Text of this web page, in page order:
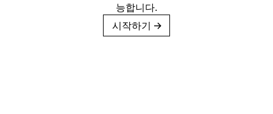
능합니다.
시작하기 →